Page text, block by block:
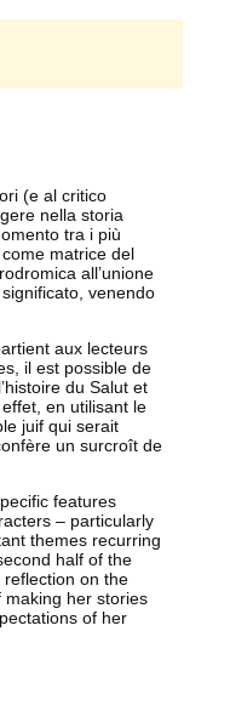
(e al critico
nella storia
tra i più
matrice del
all’unione
venendo
aux lecteurs
il est possible de
du Salut et
en utilisant le
juif qui serait
un surcroît de
features
– particularly
themes recurring
half of the
on the
making her stories
of her